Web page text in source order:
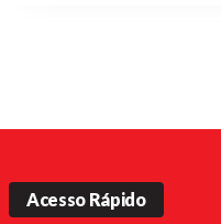
Acesso Rápido